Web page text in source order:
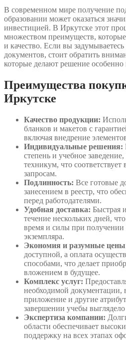
В современном мире получение
образовании может оказаться
инвестицией. В Иркутске этот
множеством преимуществ,
и качество. Если вы
документов, стоит обратить
которые делают решение
Преимущества
Иркутске
Качество продукции:
бланков и макетов с
включая внедрение
Индивидуальные решения:
степень и учебное
техникум, что
запросам.
Подлинность: Все готовые
занесением в реестр, что
перед работодателями.
Удобная доставка: Быстрая
течение нескольких дней,
время и силы при получении
экземпляра.
Экономия и разумные
доступной, а оплата
способами, что делает
вложением в будущее.
Комплекс услуг:
необходимой документации,
приложение и другие
завершении учебы
Экспертиза компании:
области обеспечивает
поддержку на всех этапах